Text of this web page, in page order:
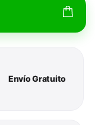
Envío Gratuito